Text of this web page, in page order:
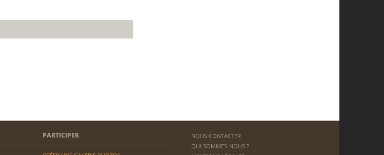
PARTICIPER
NOUS CONTACTER
QUI SOMMES-NOUS ?